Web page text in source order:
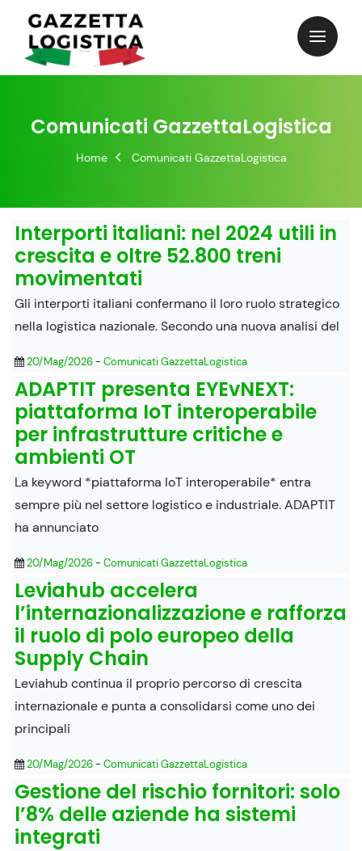
content
Comunicati GazzettaLogistica
Home Comunicati GazzettaLogistica
Interporti italiani: nel 2024 utili in
crescita e oltre 52.800 treni
movimentati
Gli interporti italiani confermano il loro ruolo strategico
nella logistica nazionale. Secondo una nuova analisi del
20/Mag/2026- Comunicati GazzettaLogistica
ADAPTIT presenta EYEvNEXT:
piattaforma IoT interoperabile
per infrastrutture critiche e
ambienti OT
La keyword *piattaforma IoT interoperabile* entra
sempre più nel settore logistico e industriale. ADAPTIT
ha annunciato
20/Mag/2026- Comunicati GazzettaLogistica
Leviahub accelera
l’internazionalizzazione e rafforza
il ruolo di polo europeo della
Supply Chain
Leviahub continua il proprio percorso di crescita
internazionale e punta a consolidarsi come uno dei
principali
20/Mag/2026- Comunicati GazzettaLogistica
Gestione del rischio fornitori: solo
l’8% delle aziende ha sistemi
integrati